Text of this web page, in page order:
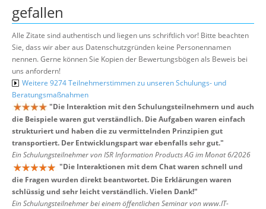
gefallen
Alle Zitate sind authentisch und liegen uns schriftlich vor! Bitte beachten
Sie, dass wir aber aus Datenschutzgründen keine Personennamen
nennen. Gerne können Sie Kopien der Bewertungsbögen als Beweis bei
uns anfordern!
Weitere 9274 Teilnehmerstimmen zu unseren Schulungs- und
Beratungsmaßnahmen
"Die Interaktion mit den Schulungsteilnehmern und auch
die Beispiele waren gut verständlich. Die Aufgaben waren einfach
strukturiert und haben die zu vermittelnden Prinzipien gut
transportiert. Der Entwicklungspart war ebenfalls sehr gut."
Ein Schulungsteilnehmer von ISR Information Products AG im Monat 6/2026
"Die Interaktionen mit dem Chat waren schnell und
die Fragen wurden direkt beantwortet. Die Erklärungen waren
schlüssig und sehr leicht verständlich. Vielen Dank!"
Ein Schulungsteilnehmer bei einem öffentlichen Seminar von www.IT-